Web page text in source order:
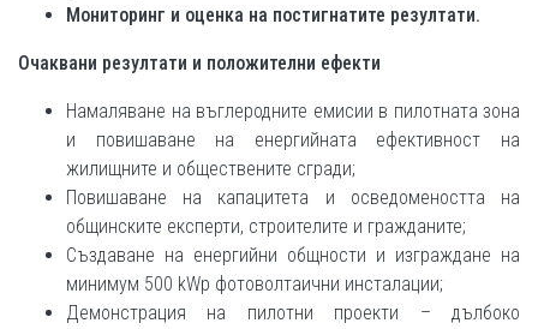
Мониторинг и оценка на постигнатите резултати.
Очаквани резултати и положителни ефекти
Намаляване на въглеродните емисии в пилотната зона
и повишаване на енергийната ефективност на
жилищните и обществените сгради;
Повишаване на капацитета и осведомеността на
общинските експерти, строителите и гражданите;
Създаване на енергийни общности и изграждане на
минимум 500 kWp фотоволтаични инсталации;
Демонстрация на пилотни проекти – дълбоко